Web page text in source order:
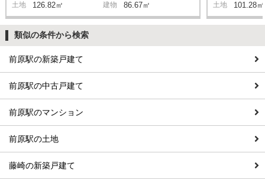
土地 126.82㎡ 建物 86.67㎡ 土地 101.28㎡
類似の条件から検索
前原駅の新築戸建て
前原駅の中古戸建て
前原駅のマンション
前原駅の土地
藤崎の新築戸建て